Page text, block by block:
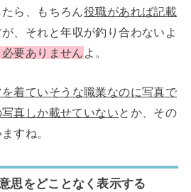
ら、もちろん役職があれば記載
、それと年収が釣り合わないよ
要ありません よ。
着ていそうな職業なのに写真で
真しか載せていないとか、その
すね。
思をどことなく表示する